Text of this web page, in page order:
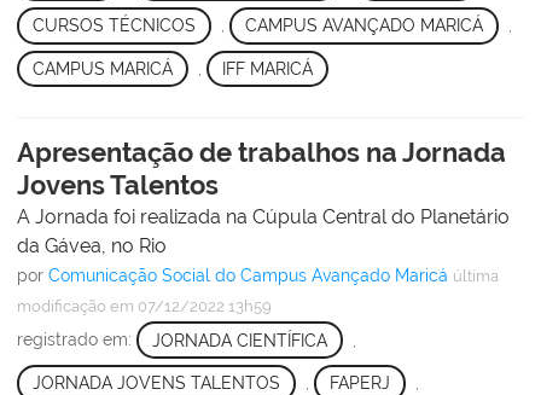
CURSOS TÉCNICOS , CAMPUS AVANÇADO MARICÁ ,
CAMPUS MARICÁ IFF MARICÁ
Apresentação de trabalhos na Jornada
Jovens Talentos
A Jornada foi realizada na Cúpula Central do Planetário
da Gávea, no Rio
por Comunicação Social do Campus Avançado Maricá última
modificação em 07/12/2022 13h59
registrado em: JORNADA CIENTÍFICA
JORNADA JOVENS TALENTOS , FAPERJ ,